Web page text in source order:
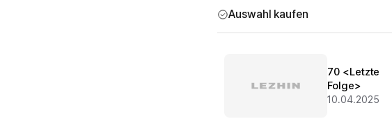
Auswahl kaufen
70 <Letzte
Folge>
10.04.2025